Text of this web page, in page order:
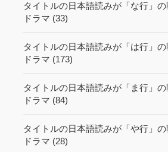
タイトルの日本語読みが「な行」の
ドラマ (33)
タイトルの日本語読みが「は行」の
ドラマ (173)
タイトルの日本語読みが「ま行」の
ドラマ (84)
タイトルの日本語読みが「や行」の
ドラマ (28)